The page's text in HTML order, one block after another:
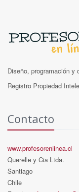
Diseño, programación y
Registro Propiedad
Contacto
www.profesorenlinea.cl
Querelle y Cia Ltda.
Santiago
Chile